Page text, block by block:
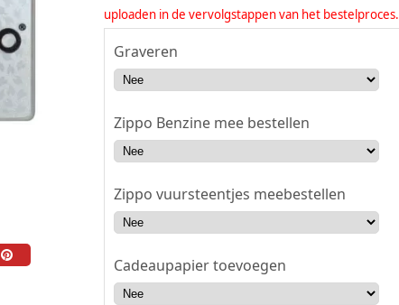
uploaden in de vervolgstappen van het bestelproces.
Graveren
Zippo Benzine mee bestellen
Zippo vuursteentjes meebestellen
Cadeaupapier toevoegen